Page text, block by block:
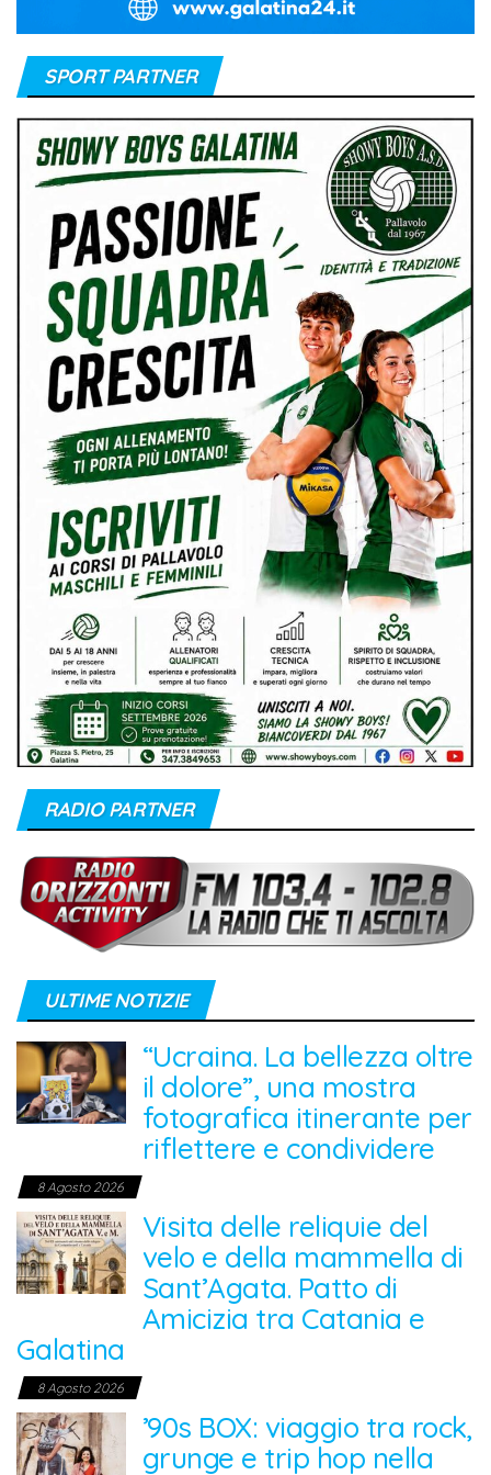
SPORT PARTNER
RADIO PARTNER
ULTIME NOTIZIE
“Ucraina. La bellezza oltre
il dolore”, una mostra
fotografica itinerante per
riflettere e condividere
8 Agosto 2026
Visita delle reliquie del
velo e della mammella di
Sant’Agata. Patto di
Amicizia tra Catania e
Galatina
8 Agosto 2026
’90s BOX: viaggio tra rock,
grunge e trip hop nella